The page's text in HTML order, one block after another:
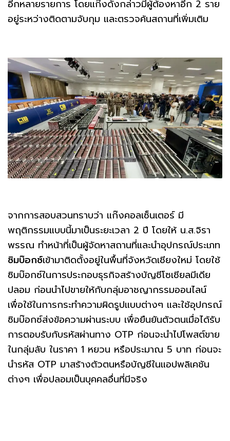
อีกหลายรายการ โดยแก๊งดังกล่าวมีผู้ต้องหาอีก 2 ราย
อยู่ระหว่างติดตามจับกุม และตรวจค้นสถานที่เพิ่มเติม
จากการสอบสวนทราบว่า แก๊งคอลเซ็นเตอร์ มี
พฤติกรรมแบบนี้มาเป็นระยะเวลา 2 ปี โดยให้ น.ส.จิรา
พรรณ ทำหน้าที่เป็นผู้จัดหาสถานที่และนำอุปกรณ์ประเภท
ซิมบ๊อกซ์เข้ามาติดตั้งอยู่ในพื้นที่จังหวัดเชียงใหม่ โดยใช้
ซิมบ๊อกซ์ในการประกอบธุรกิจสร้างบัญชีโซเชียลมีเดีย
ปลอม ก่อนนำไปขายให้กับกลุ่มอาชญากรรมออนไลน์
เพื่อใช้ในการกระทำความผิดรูปแบบต่างๆ และใช้อุปกรณ์
ซิมบ๊อกซ์ส่งข้อความผ่านระบบ เพื่อยืนยันตัวตนเมื่อได้รับ
การตอบรับกับรหัสผ่านทาง OTP ก่อนจะนำไปโพสต์ขาย
ในกลุ่มลับ ในราคา 1 หยวน หรือประมาณ 5 บาท ก่อนจะ
นำรหัส OTP มาสร้างตัวตนหรือบัญชีในแอปพลิเคชัน
ต่างๆ เพื่อปลอมเป็นบุคคลอื่นที่มีจริง